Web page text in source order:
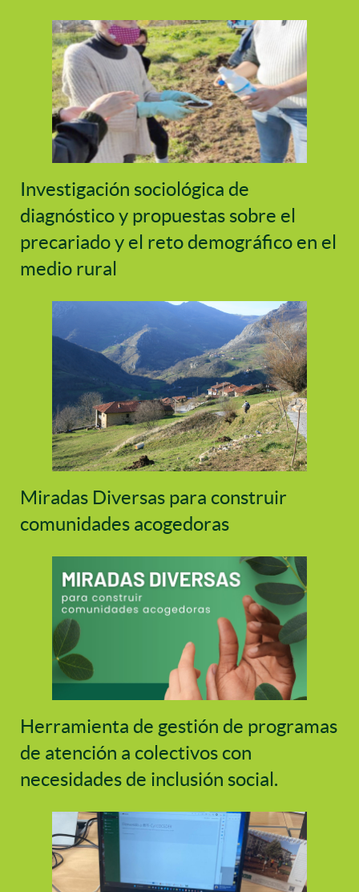
Investigación sociológica de
diagnóstico y propuestas sobre el
precariado y el reto demográfico en el
medio rural
Miradas Diversas para construir
comunidades acogedoras
Herramienta de gestión de programas
de atención a colectivos con
necesidades de inclusión social.